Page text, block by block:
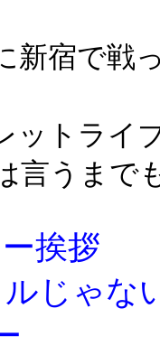
新宿で戦
ットライ
言うまで
挨拶
じゃな